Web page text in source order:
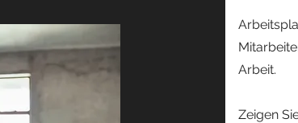
Arbeit.
Zeigen